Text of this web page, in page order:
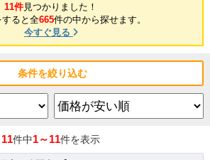
11件見つかりました！
ると全665件の中から探せます。
今すぐ見る
条件を絞り込む
11件中1～11件を表示